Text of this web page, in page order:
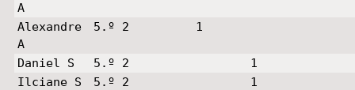
A
Alexandre
A
5.º 2 1
Daniel S 5.º 2
1
Ilciane S
5.º 2
1